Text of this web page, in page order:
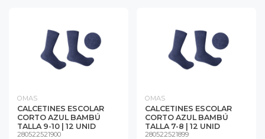
OMAS
CALCETINES ESCOLAR
CORTO AZUL BAMBÚ
TALLA 9-10 | 12 UNID
280522521900
OMAS
CALCETINES ESCOLAR
CORTO AZUL BAMBÚ
TALLA 7-8 | 12 UNID
280522521899